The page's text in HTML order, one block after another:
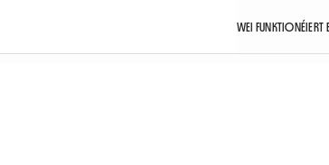
WEI FUNKTIONÉIERT